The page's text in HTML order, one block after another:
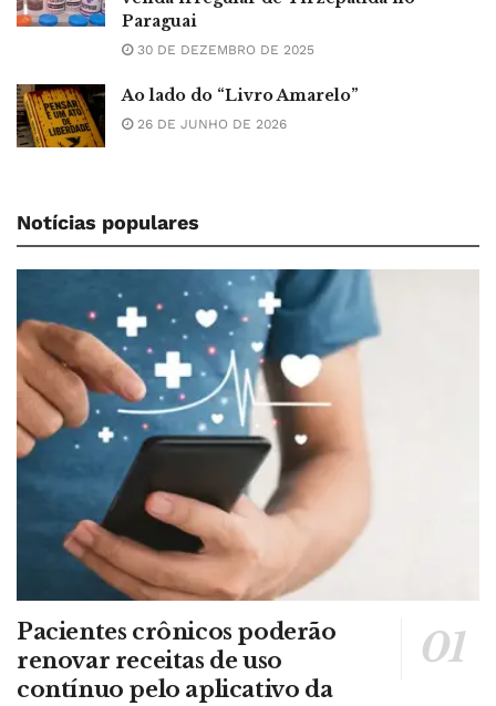
Paraguai
30 DE DEZEMBRO DE 2025
Ao lado do “Livro Amarelo”
26 DE JUNHO DE 2026
Notícias populares
Pacientes crônicos poderão
renovar receitas de uso
contínuo pelo aplicativo da